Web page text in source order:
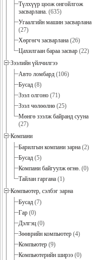
Түлхүүр цоож онгойлгож
засварлана. (635)
Угаалгийн машин засварлана
(27)
Хөргөгч засварлана (26)
Цахилгаан бараа засвар (22)
Зээлийн үйлчилгээ
Авто ломбард (106)
Бусад (8)
Зээл олгоно (71)
Зээл чөлөөлнө (25)
Мөнгө зээлж байранд сууна
(27)
Компани
Барилгын компани зарна (2)
Бусад (5)
Компани байгуулж өгнө. (0)
Тайлан гаргана (1)
Компьютер, сэлбэг зарна
Бусад (7)
Гар (0)
Дэлгэц (0)
Зөөврийн компьютер (4)
Компьютер (9)
Компьютерийн ширээ (0)